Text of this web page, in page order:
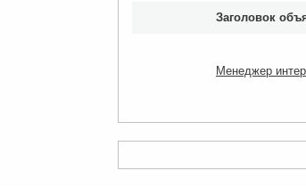
Заголовок
Менеджер